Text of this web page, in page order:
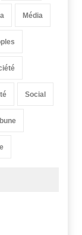
Média
Social